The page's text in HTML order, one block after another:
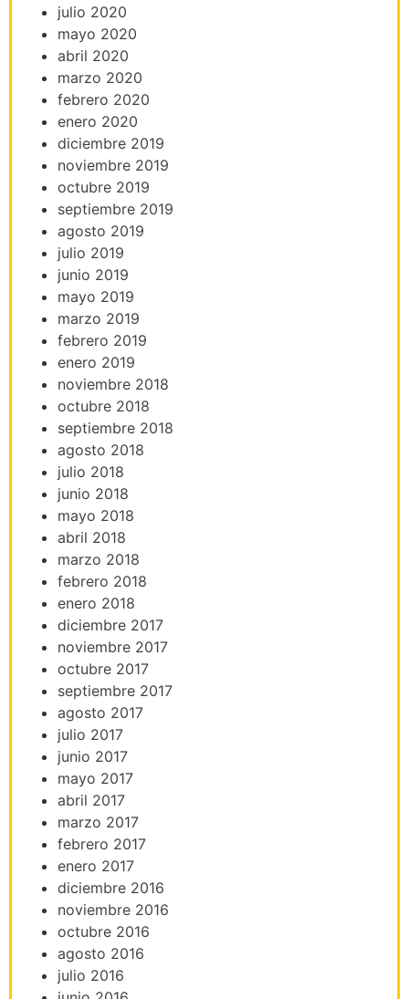
julio 2020
mayo 2020
abril 2020
marzo 2020
febrero 2020
enero 2020
diciembre 2019
noviembre 2019
octubre 2019
septiembre 2019
agosto 2019
julio 2019
junio 2019
mayo 2019
marzo 2019
febrero 2019
enero 2019
noviembre 2018
octubre 2018
septiembre 2018
agosto 2018
julio 2018
junio 2018
mayo 2018
abril 2018
marzo 2018
febrero 2018
enero 2018
diciembre 2017
noviembre 2017
octubre 2017
septiembre 2017
agosto 2017
julio 2017
junio 2017
mayo 2017
abril 2017
marzo 2017
febrero 2017
enero 2017
diciembre 2016
noviembre 2016
octubre 2016
agosto 2016
julio 2016